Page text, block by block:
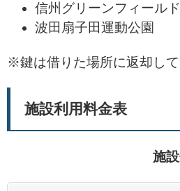
信州グリーンフィール
波田扇子田運動公園
※鍵は借りた場所に返却して
施設利用料金表
施設使